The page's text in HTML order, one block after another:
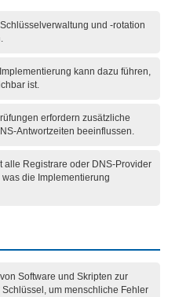
und -rotation
kann dazu führen,
ist.
erfordern zusätzliche
Antwortzeiten beeinflussen.
alle Registrare oder DNS-Provider
die Implementierung
Software und Skripten zur
um menschliche Fehler